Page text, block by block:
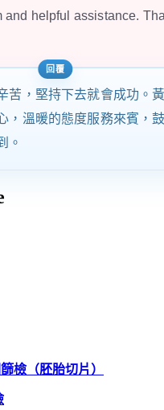
and helpful assistance.
苦，堅持下去就會成功。
，溫暖的態度服務來賓，
。
檢（胚胎切片）